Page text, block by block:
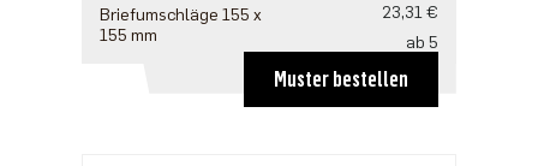
Briefumschläge 155 x
155 mm
23,31 €
ab 5
18,65 €
Muster bestellen